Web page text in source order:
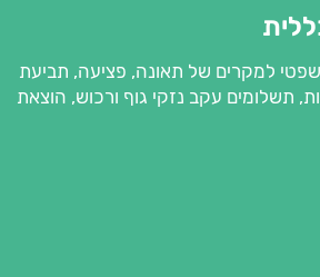
למקרים של תאונה, פציעה, תביעת
תשלומים עקב נזקי גוף ורכוש, הוצאת